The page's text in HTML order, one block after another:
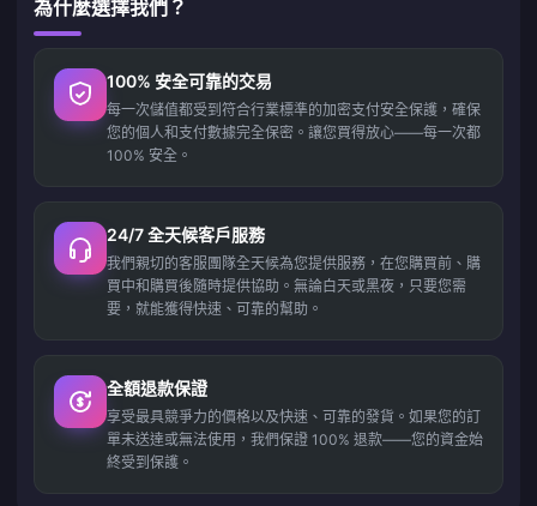
為什麼選擇我們？
100% 安全可靠的交易
每一次儲值都受到符合行業標準的加密支付安全保護，確保
您的個人和支付數據完全保密。讓您買得放心——每一次都
100% 安全。
24/7 全天候客戶服務
我們親切的客服團隊全天候為您提供服務，在您購買前、購
買中和購買後隨時提供協助。無論白天或黑夜，只要您需
要，就能獲得快速、可靠的幫助。
全額退款保證
享受最具競爭力的價格以及快速、可靠的發貨。如果您的訂
單未送達或無法使用，我們保證 100% 退款——您的資金始
終受到保護。